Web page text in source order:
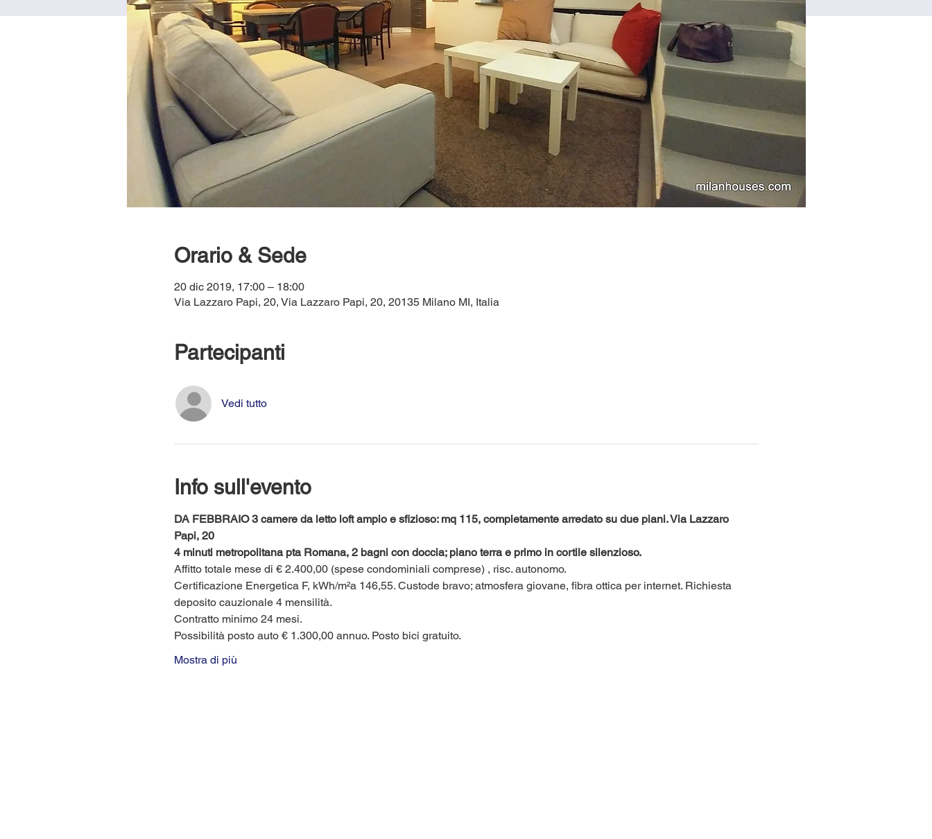
Orario & Sede
20 dic 2019, 17:00 – 18:00
Via Lazzaro Papi, 20, Via Lazzaro Papi, 20, 20135 Milano MI, Italia
Partecipanti
Vedi tutto
Info sull'evento
DA FEBBRAIO 3 camere da letto loft ampio e sfizioso: mq 115, completamente arredato su due piani. Via Lazzaro
Papi, 20
4 minuti metropolitana pta Romana, 2 bagni con doccia; piano terra e primo in cortile silenzioso.
Affitto totale mese di € 2.400,00 (spese condominiali comprese) , risc. autonomo.
Certificazione Energetica F, kWh/m²a 146,55. Custode bravo; atmosfera giovane, fibra ottica per internet. Richiesta
deposito cauzionale 4 mensilità.
Contratto minimo 24 mesi.
Possibilità posto auto € 1.300,00 annuo. Posto bici gratuito.
Mostra di più